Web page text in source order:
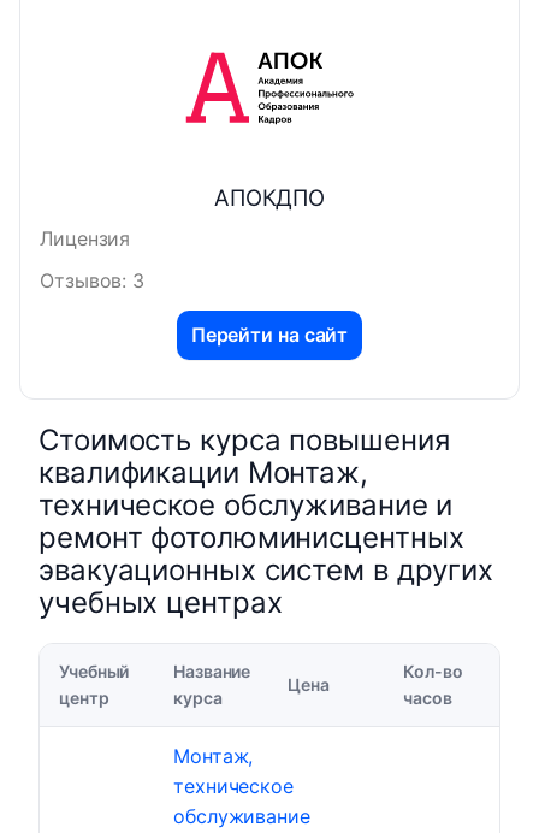
АПОКДПО
Лицензия
Отзывов: 3
Перейти на сайт
Стоимость курса повышения
квалификации Монтаж,
техническое обслуживание и
ремонт фотолюминисцентных
эвакуационных систем в других
учебных центрах
Учебный
центр
Название
курса
Цена
Кол-во
часов
Монтаж,
техническое
обслуживание